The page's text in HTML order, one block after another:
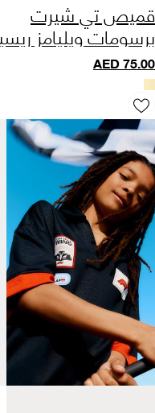
قميص تي شيرت
برسومات ويليامز
إلى 16 سنة)
AED75.00